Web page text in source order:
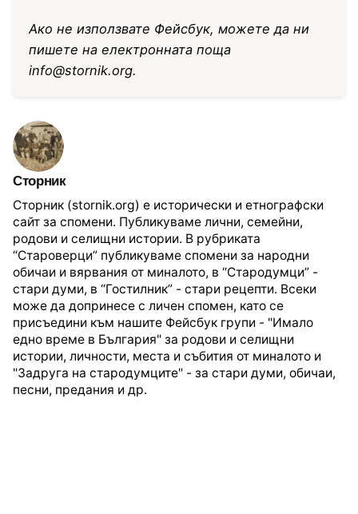
Ако не използвате Фейсбук, можете да ни
пишете на електронната поща
info@stornik.org.
Сторник
Сторник (stornik.org) е исторически и етнографски
сайт за спомени. Публикуваме лични, семейни,
родови и селищни истории. В рубриката
“Староверци” публикуваме спомени за народни
обичаи и вярвания от миналото, в “Стародумци” -
стари думи, в “Гостилник” - стари рецепти. Всеки
може да допринесе с личен спомен, като се
присъедини към нашите Фейсбук групи - "Имало
едно време в България" за родови и селищни
истории, личности, места и събития от миналото и
"Задруга на стародумците" - за стари думи, обичаи,
песни, предания и др.